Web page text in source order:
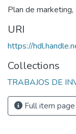
Plan de marketing,
URI
https://
Collections
TRABAJOS DE
Full item page